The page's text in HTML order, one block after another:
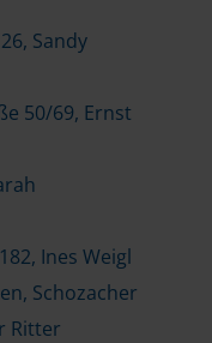
Sandy
50/69, Ernst
Ines Weigl
Schozacher
Ritter